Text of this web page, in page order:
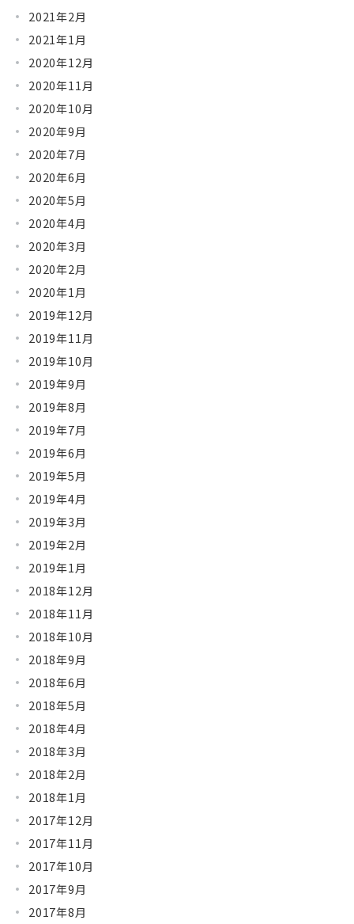
2021年2月
2021年1月
2020年12月
2020年11月
2020年10月
2020年9月
2020年7月
2020年6月
2020年5月
2020年4月
2020年3月
2020年2月
2020年1月
2019年12月
2019年11月
2019年10月
2019年9月
2019年8月
2019年7月
2019年6月
2019年5月
2019年4月
2019年3月
2019年2月
2019年1月
2018年12月
2018年11月
2018年10月
2018年9月
2018年6月
2018年5月
2018年4月
2018年3月
2018年2月
2018年1月
2017年12月
2017年11月
2017年10月
2017年9月
2017年8月